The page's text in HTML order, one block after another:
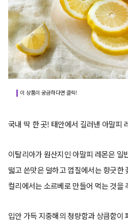
이 상품이 궁금하다면 클릭!
국내 딱 한 곳! 태안에서 길러낸 아말피
이탈리아가 원산지인 아말피 레몬은 일
떫고 쓴맛은 덜하고 껍질에서는 향긋한
컬리에서는 소르베로 만들어 먹는 것을
입안 가득 지중해의 청량함과 상큼함이